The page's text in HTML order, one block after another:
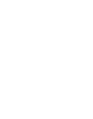
vynikající zážitky.